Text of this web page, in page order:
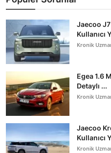
Jaecoo
Kullanıcı
Kronik
Egea 1.6
Detaylı ...
Kronik
Jaecoo
Kullanıcı
Kronik